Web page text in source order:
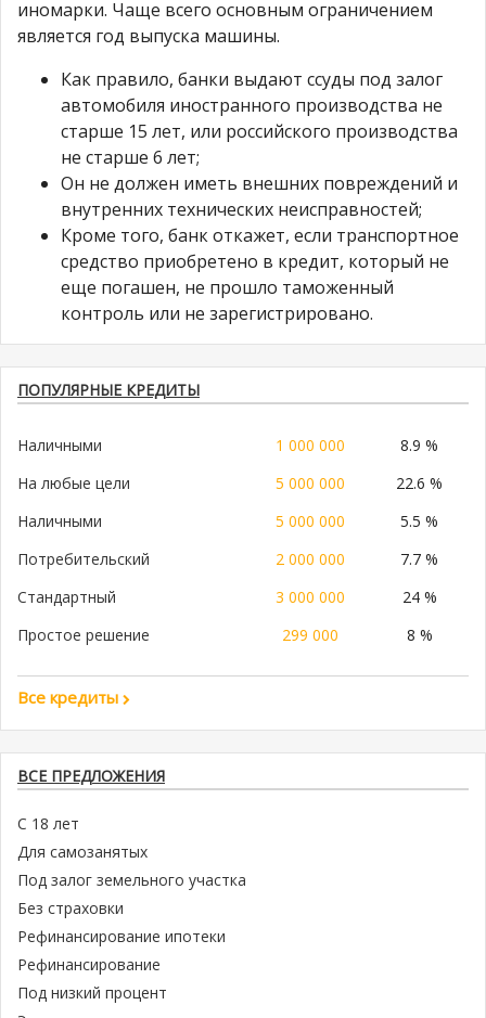
иномарки. Чаще всего основным ограничением
является год выпуска машины.
Как правило, банки выдают ссуды под залог
автомобиля иностранного производства не
старше 15 лет, или российского производства
не старше 6 лет;
Он не должен иметь внешних повреждений и
внутренних технических неисправностей;
Кроме того, банк откажет, если транспортное
средство приобретено в кредит, который не
еще погашен, не прошло таможенный
контроль или не зарегистрировано.
ПОПУЛЯРНЫЕ КРЕДИТЫ
Наличными 1 000 000
8.9 %
На любые цели
5 000 000
22.6 %
Наличными
5 000 000
5.5 %
Потребительский
2 000 000
7.7 %
Стандартный
3 000 000
24 %
Простое решение
299 000 8 %
Все кредиты
ВСЕ ПРЕДЛОЖЕНИЯ
С 18 лет
Для самозанятых
Под залог земельного участка
Без страховки
Рефинансирование ипотеки
Рефинансирование
Под низкий процент